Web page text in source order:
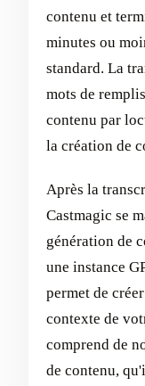
contenu et
minutes ou
standard. La
mots de
contenu par
la création de
Après la
Castmagic se
génération de
une instance
permet de
contexte de
comprend de
de contenu,